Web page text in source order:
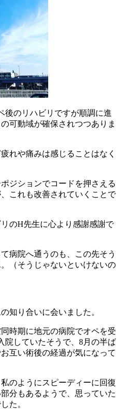
後のリハビリですが順調に進
可動域が確保されつつありま
れや痛みは感じることはなく
ジションでコードを押さえる
これも改善されていくことで
のH先生に心より感謝感謝で
病院へ通うのも、この先そう
（そうじゃないといけないの
知り合いに会いました。
時期に地元の病院でオペを受
院していたそうで、8月の半ば
互い術後の経過が気になって
のようにスピーディーに回復
分もあるようで、思っていた
た。